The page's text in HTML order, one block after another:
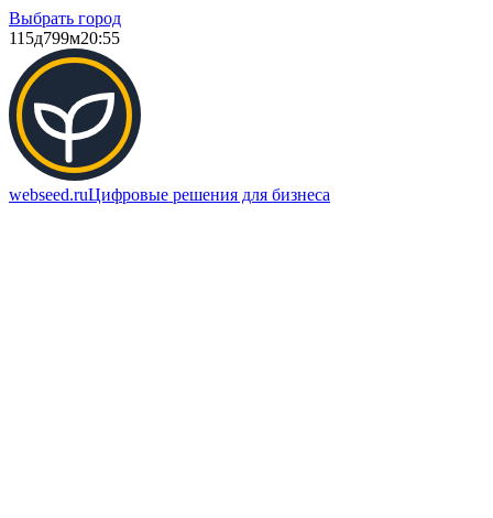
Выбрать город
115д799м20:55
webseed.ruЦифровые решения для бизнеса